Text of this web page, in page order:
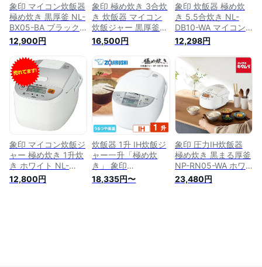
象印 マイコン炊飯器
極め炊き 黒厚釜 NL-
BX05-BA ブラック
[3合炊き]
ZOJIRUSHI ふっく
ら もちもち メーカ
ー保証対応 初期不良
対応 メーカー様お取
引あり 白米 玄米 新
生活 プレゼント ギ
フト 一人暮らし 引
っ越し祝い
12,900円
象印 極め炊き 3合炊
き 炊飯器 マイコン
炊飯ジャー 黒厚釜
(2.5mm) 495W ハイ
パワー ふたヒーター
全面加熱 うるつや保
温機能付き チャコー
ル NL-BE05 メーカ
ー保証対応 初期不良
対応 メーカー様お取
引あり
16,500円
象印 炊飯器 極め炊
き 5.5合炊き NL-
DB10-WA マイコン
黒厚釜 無洗米 保温
急速 マイコン炊飯ジ
ャー 立つしゃもじ付
ホワイト 5.5合 マイ
コン炊飯器 炊飯ジャ
ー ZOJIRUSHI NL-
DB10 NLDB10WA
NLDB10 マイコン式
象印炊飯器 最新 早
炊き
12,298円
象印 マイコン炊飯ジ
ャー 極め炊き 1升炊
き ホワイト NL-
DA18-WA 炊飯器 す
いはんき ジャー 保
12,800円
炊飯器 1升 IH炊飯ジ
ャー一升「極め炊
き」 象印
ZOJIRUSHI NP-
XB18-WA 炊飯器 IH
18,335円〜
象印 圧力IH炊飯器
極め炊き 黒まる厚釜
NP-RN05-WA ホワ
イト [3合炊き]
ZOJIRUSHI ふっく
23,480円